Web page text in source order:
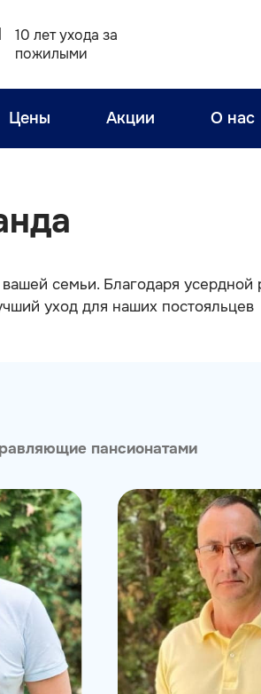
10 лет ухода за
пожилыми
Цены Акции О нас
семьи. Благодаря усердной
уход для наших постояльцев
пансионатами